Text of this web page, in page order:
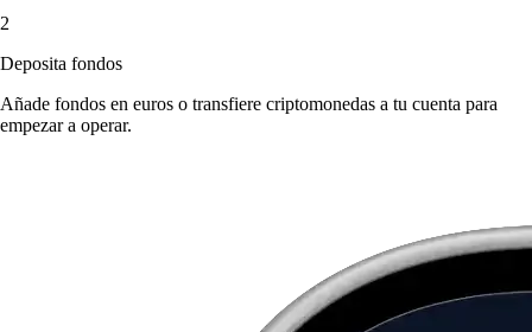
2
Deposita fondos
Añade fondos en euros o transfiere criptomonedas a tu cuenta para
empezar a operar.